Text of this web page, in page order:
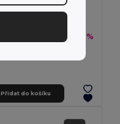
-32%
Přidat do košíku